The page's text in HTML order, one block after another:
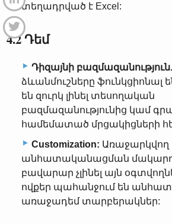
տեղադրված է Excel:
4.2 Դեմ
Դիզայնի բազմազանություն.
ձևանմուշները ֆունկցիոնալ
են զուրկ լինել տեսողական
բազմազանությունից կամ
համեմատած մրցակիցների
Customization: Առաջարկվող
անհատականացման
բավարար չլինել այն
ովքեր պահանջում են
առաջադեմ տարբերակներ: